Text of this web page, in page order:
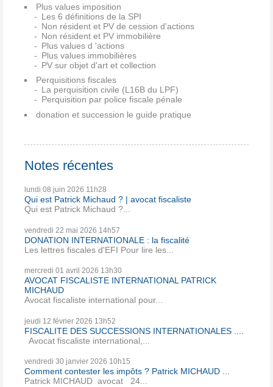
Plus values imposition
Les 6 définitions de la SPI
Non résident et PV de cession d'actions
Non résident et PV immobilière
Plus values d 'actions
Plus values immobilières
PV sur objet d'art et collection
Perquisitions fiscales
La perquisition civile (L16B du LPF)
Perquisition par police fiscale pénale
donation et succession le guide pratique
Notes récentes
lundi 08 juin 2026 11h28
Qui est Patrick Michaud ? | avocat fiscaliste
Qui est Patrick Michaud ?...
vendredi 22 mai 2026 14h57
DONATION INTERNATIONALE : la fiscalité
Les lettres fiscales d'EFI Pour lire les...
mercredi 01 avril 2026 13h30
AVOCAT FISCALISTE INTERNATIONAL PATRICK
MICHAUD
Avocat fiscaliste international pour...
jeudi 12 février 2026 13h52
FISCALITE DES SUCCESSIONS INTERNATIONALES ....
Avocat fiscaliste international,...
vendredi 30 janvier 2026 10h15
Comment contester les impôts ? Patrick MICHAUD ...
Patrick MICHAUD avocat 24...